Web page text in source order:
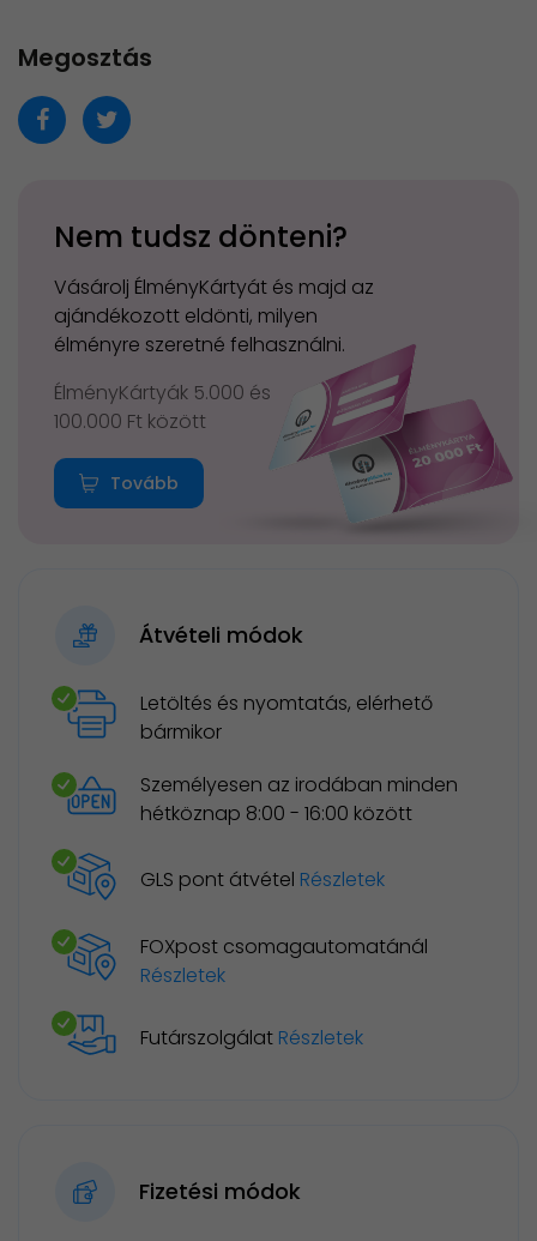
Megosztás
Nem tudsz dönteni?
Vásárolj ÉlményKártyát és majd az
ajándékozott eldönti, milyen
élményre szeretné felhasználni.
ÉlményKártyák 5.000 és
100.000 Ft között
Tovább
Átvételi módok
Letöltés és nyomtatás, elérhető
bármikor
Személyesen az irodában minden
hétköznap 8:00 - 16:00 között
GLS pont átvétel Részletek
FOXpost csomagautomatánál
Részletek
Futárszolgálat Részletek
Fizetési módok